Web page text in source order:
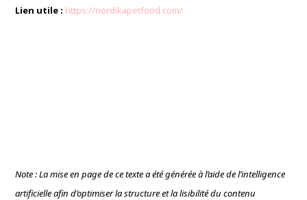
Lien utile : https://nordikapetfood.com/
Note : La mise en page de ce texte a été générée à l’aide de l’intelligence
artificielle afin d’optimiser la structure et la lisibilité du contenu